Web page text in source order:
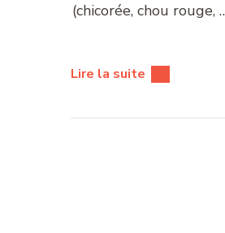
(chicorée, chou
Lire la suite